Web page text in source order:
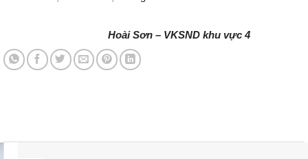
Hoài Sơn – VKSND khu vực 4